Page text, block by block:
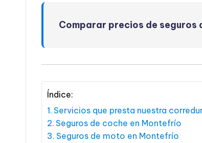
Comparar precios de seguros
Índice:
Servicios que presta nuestra
Seguros de coche en Montefrío
Seguros de moto en Montefrío